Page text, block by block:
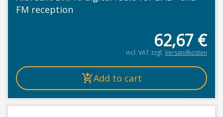
FM reception
62,67 €
incl. VAT zzgl. Versandkosten
Add to cart